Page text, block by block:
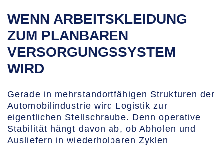
WENN ARBEITSKLEIDUNG
ZUM PLANBAREN
VERSORGUNGSSYSTEM
WIRD
Gerade in mehrstandortfähigen Strukturen der
Automobilindustrie wird Logistik zur
eigentlichen Stellschraube. Denn operative
Stabilität hängt davon ab, ob Abholen und
Ausliefern in wiederholbaren Zyklen